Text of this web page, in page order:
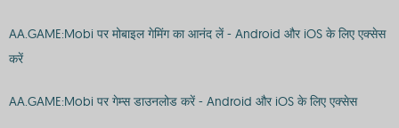
AA.GAME:Mobi पर मोबाइल गेमिंग का आनंद लें - Android और iOS के लिए एक्सेस
करें
AA.GAME:Mobi पर गेम्स डाउनलोड करें - Android और iOS के लिए एक्सेस